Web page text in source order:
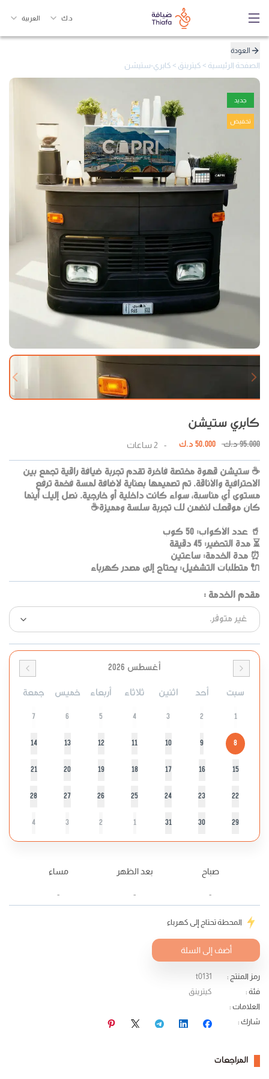
د.ك العربية
العودة
الصفحة الرئيسية > كيترينق > كابري-ستيشن
جديد
تخفيض
Next slide
كابري ستيشن
95.000د.ك 50.000د.ك -
2 ساعات
☕ ستيشن قهوة مختصة فاخرة تقدم تجربة ضيافة راقية تجمع بين
الاحترافية والأناقة. تم تصميمها بعناية لإضافة لمسة فخمة ترفع
مستوى أي مناسبة، سواء كانت داخلية أو خارجية. نصل إليك أينما
كان موقعك لنضمن لك تجربة سلسة ومميزة☕
🥤 عدد الأكواب: 50 كوب
⏳ مدة التحضير: 45 دقيقة
⏰ مدة الخدمة: ساعتين
🔌 متطلبات التشغيل: يحتاج إلى مصدر كهرباء
مقدم الخدمة :
أغسطس 2026
سبت
أحد اثنين ثلاثاء أربعاء خميس جمعة
1
2
3
4
5
6
7
8
9
10
11
12
13
14
15
16
17
18
19
20
21
22
23
24
25
26
27
28
29
30
31
1
2
3
4
صباح
-
بعد الظهر
-
مساء
-
المحطة تحتاج إلى كهرباء
أضف إلى السلة
رمز المنتج :
t0131
فئة :
كيترينق
العلامات :
شارك :
المراجعات